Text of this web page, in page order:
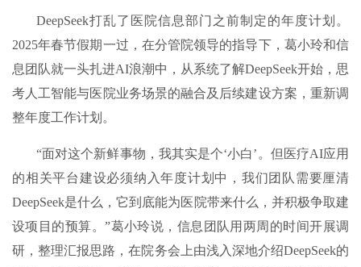
DeepSeek打乱了医院信息部门之前制定的年度计划。
2025年春节假期一过，在分管院领导的指导下，葛小玲和信
息团队就一头扎进AI浪潮中，从系统了解DeepSeek开始，思
考人工智能与医院业务场景的融合及后续建设方案，重新调
整年度工作计划。
“面对这个新鲜事物，我其实是个‘小白’。但医疗AI应用
的相关平台建设必须纳入年度计划中，我们团队需要厘清
DeepSeek是什么，它到底能为医院带来什么，并积极争取建
设项目的预算。”葛小玲说，信息团队用两周的时间开展调
研，整理汇报思路，在院务会上由浅入深地介绍DeepSeek的